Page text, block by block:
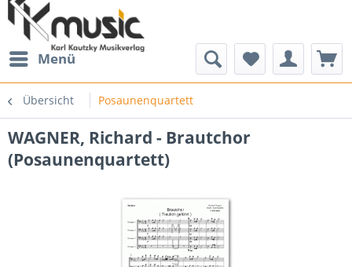
Menü
Übersicht Posaunenquartett
WAGNER, Richard - Brautchor
(Posaunenquartett)